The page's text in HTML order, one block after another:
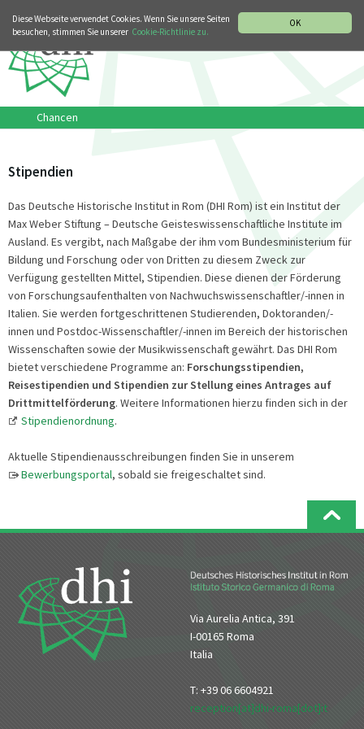
OK
Diese Webseite verwendet Cookies. Wenn Sie unsere Seiten
besuchen, stimmen Sie unserer Cookie-Richtlinie zu.
Chancen
Stipendien
Das Deutsche Historische Institut in Rom (DHI Rom) ist ein Institut der
Max Weber Stiftung – Deutsche Geisteswissenschaftliche Institute im
Ausland. Es vergibt, nach Maßgabe der ihm vom Bundesministerium für
Bildung und Forschung oder von Dritten zu diesem Zweck zur
Verfügung gestellten Mittel, Stipendien. Diese dienen der Förderung
von Forschungsaufenthalten von Nachwuchswissenschaftler/-innen in
Italien. Sie werden fortgeschrittenen Studierenden, Doktoranden/-
innen und Postdoc-Wissenschaftler/-innen im Bereich der historischen
Wissenschaften sowie der Musikwissenschaft gewährt. Das DHI Rom
bietet verschiedene Programme an: Forschungsstipendien,
Reisestipendien und Stipendien zur Stellung eines Antrages auf
Drittmittelförderung. Weitere Informationen hierzu finden sich in der
Stipendienordnung.
Aktuelle Stipendienausschreibungen finden Sie in unserem
Bewerbungsportal, sobald sie freigeschaltet sind.
Via Aurelia Antica, 391
I-00165 Roma
Italia
T: +39 06 6604921
reception[at]dhi-roma[dot]it